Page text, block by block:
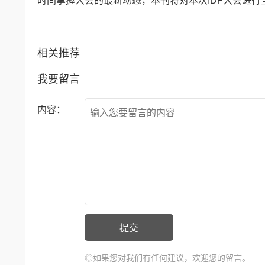
相关推荐
我要留言
内容：
◎如果您对我们有任何建议，欢迎您的留言。